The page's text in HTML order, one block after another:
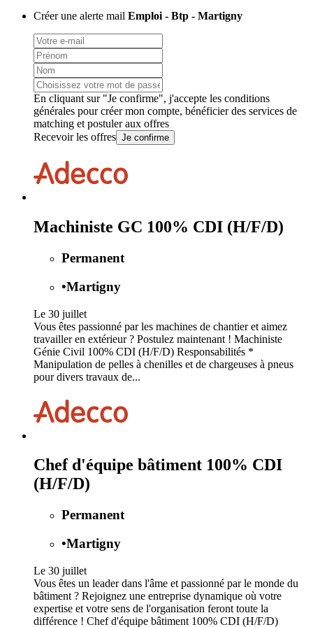
Créer une alerte mail Emploi - Btp - Martigny
En cliquant sur "Je confirme", j'accepte les conditions
générales pour créer mon compte, bénéficier des services de
matching et postuler aux offres
Recevoir les offres Je confirme
Machiniste GC 100% CDI (H/F/D)
Permanent
•Martigny
Le 30 juillet
Vous êtes passionné par les machines de chantier et aimez
travailler en extérieur ? Postulez maintenant ! Machiniste
Génie Civil 100% CDI (H/F/D) Responsabilités *
Manipulation de pelles à chenilles et de chargeuses à pneus
pour divers travaux de...
Chef d'équipe bâtiment 100% CDI
(H/F/D)
Permanent
•Martigny
Le 30 juillet
Vous êtes un leader dans l'âme et passionné par le monde du
bâtiment ? Rejoignez une entreprise dynamique où votre
expertise et votre sens de l'organisation feront toute la
différence ! Chef d'équipe bâtiment 100% CDI (H/F/D)